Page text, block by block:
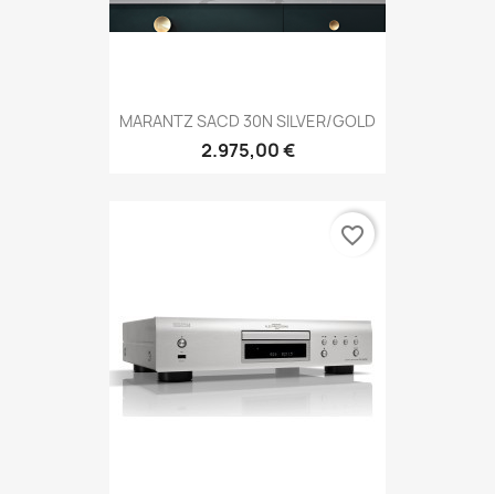
MARANTZ SACD 30N SILVER/GOLD
2.975,00 €
favorite_border